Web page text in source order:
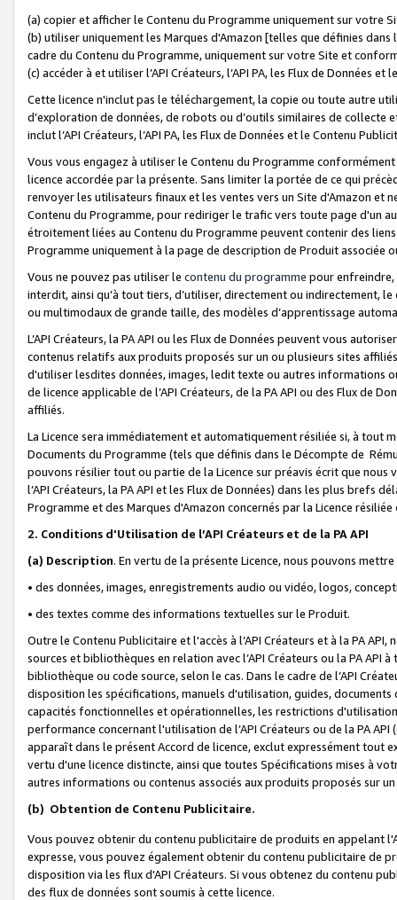
(a) copier et afficher le Contenu du Programme uniquement sur votre
(b) utiliser uniquement les Marques d'Amazon [telles que définies dans
cadre du Contenu du Programme, uniquement sur votre Site et
(c) accéder à et utiliser l’API Créateurs, l’API PA, les Flux de Données
Cette licence n'inclut pas le téléchargement, la copie ou toute autre
d’exploration de données, de robots ou d’outils similaires de
inclut l’API Créateurs, l’API PA, les Flux de Données et le Contenu
Vous vous engagez à utiliser le Contenu du Programme
licence accordée par la présente. Sans limiter la portée de ce qui
renvoyer les utilisateurs finaux et les ventes vers un Site d'Amazon et
Contenu du Programme, pour rediriger le trafic vers toute page d'un
étroitement liées au Contenu du Programme peuvent contenir des
Programme uniquement à la page de description de Produit associée
Vous ne pouvez pas utiliser le contenu du programme pour
interdit, ainsi qu’à tout tiers, d’utiliser, directement ou indirectement,
ou multimodaux de grande taille, des modèles d’apprentissage
L’API Créateurs, la PA API ou les Flux de Données peuvent vous
contenus relatifs aux produits proposés sur un ou plusieurs sites
d'utiliser lesdites données, images, ledit texte ou autres informations
de licence applicable de l’API Créateurs, de la PA API ou des Flux de
affiliés.
La Licence sera immédiatement et automatiquement résiliée si, à
Documents du Programme (tels que définis dans le Décompte de
pouvons résilier tout ou partie de la Licence sur préavis écrit que
l’API Créateurs, la PA API et les Flux de Données) dans les plus
Programme et des Marques d'Amazon concernés par la Licence
2. Conditions d'Utilisation de l’API Créateurs et de la PA API
(a) Description. En vertu de la présente Licence, nous pouvons
• des données, images, enregistrements audio ou vidéo, logos,
• des textes comme des informations textuelles sur le Produit.
Outre le Contenu Publicitaire et l'accès à l’API Créateurs et à la PA
sources et bibliothèques en relation avec l’API Créateurs ou la PA
bibliothèque ou code source, selon le cas. Dans le cadre de l’API
disposition les spécifications, manuels d'utilisation, guides,
capacités fonctionnelles et opérationnelles, les restrictions
performance concernant l'utilisation de l’API Créateurs ou de la PA
apparaît dans le présent Accord de licence, exclut expressément tout
vertu d'une licence distincte, ainsi que toutes Spécifications mises à
autres informations ou contenus associés aux produits proposés sur
(b) Obtention de Contenu Publicitaire.
Vous pouvez obtenir du contenu publicitaire de produits en appelant
expresse, vous pouvez également obtenir du contenu publicitaire de
disposition via les flux d'API Créateurs. Si vous obtenez du contenu
des flux de données sont soumis à cette licence.